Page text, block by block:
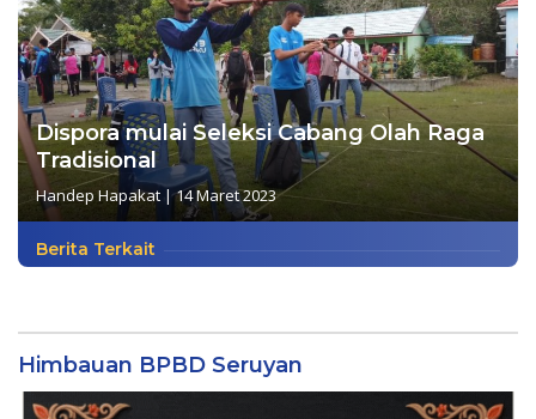
Dispora mulai Seleksi Cabang Olah Raga
Tradisional
Handep Hapakat |14 Maret 2023
Berita Terkait
Himbauan BPBD Seruyan